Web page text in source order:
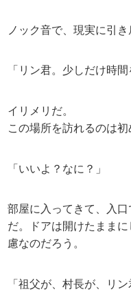
ノック音で、現実に引き
「リン君。少しだけ時
イリメリだ。
この場所を訪れるのは
「いいよ？なに？」
部屋に入ってきて、入
だ。ドアは開けたまま
慮なのだろう。
「祖父が、村長が、リ